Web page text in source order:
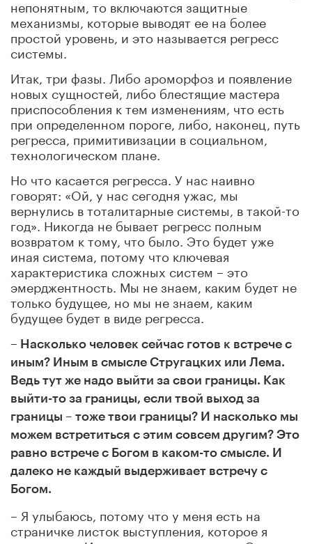
непонятным, то включаются защитные
механизмы, которые выводят ее на более
простой уровень, и это называется регресс
системы.
Итак, три фазы. Либо ароморфоз и появление
новых сущностей, либо блестящие мастера
приспособления к тем изменениям, что есть
при определенном пороге, либо, наконец, путь
регресса, примитивизации в социальном,
технологическом плане.
Но что касается регресса. У нас наивно
говорят: «Ой, у нас сегодня ужас, мы
вернулись в тоталитарные системы, в такой-то
год». Никогда не бывает регресс полным
возвратом к тому, что было. Это будет уже
иная система, потому что ключевая
характеристика сложных систем – это
эмерджентность. Мы не знаем, каким будет не
только будущее, но мы не знаем, каким
будущее будет в виде регресса.
– Насколько человек сейчас готов к встрече с
иным? Иным в смысле Стругацких или Лема.
Ведь тут же надо выйти за свои границы. Как
выйти-то за границы, если твой выход за
границы – тоже твои границы? И насколько мы
можем встретиться с этим совсем другим? Это
равно встрече с Богом в каком-то смысле. И
далеко не каждый выдерживает встречу с
Богом.
– Я улыбаюсь, потому что у меня есть на
страничке листок выступления, которое я